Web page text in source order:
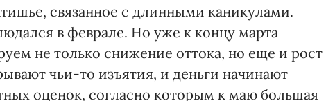
связанное с длинными каникулами.
в феврале. Но уже к концу марта
не только снижение оттока, но еще и рост
чьи-то изъятия, и деньги начинают
оценок, согласно которым к маю большая